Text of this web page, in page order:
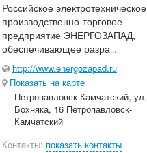
Российское электротехническое
производственно-торговое
предприятие ЭНЕРГОЗАПАД,
обеспечивающее разра...
http://www.energozapad.ru
Показать на карте
Петропавловск-Камчатский, ул.
Бохняка, 16 Петропавловск-
Камчатский
Контакты: показать контакты